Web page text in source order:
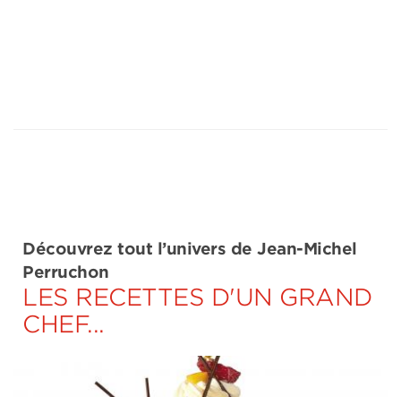
Découvrez tout l’univers de Jean-Michel
Perruchon
LES RECETTES D'UN GRAND
CHEF...